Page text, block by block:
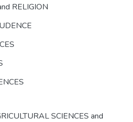
RELIGION
SCIENCES and